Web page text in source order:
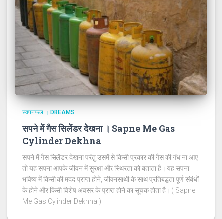
स्वपनफल । DREAMS
सपने में गैस सिलेंडर देखना । Sapne Me Gas
Cylinder Dekhna
सपने में गैस सिलेंडर देखना परंतु उसमें से किसी प्रकार की गैस की गंध ना आए
तो यह सपना आपके जीवन में सुरक्षा और स्थिरता को बताता है। यह सपना
भविष्य में किसी की मदद प्राप्त होने, जीवनसाथी के साथ प्रतिबद्धता पूर्ण संबंधों
के होने और किसी विशेष अवसर के प्राप्त होने का सूचक होता है। ( Sapne
Me Gas Cylinder Dekhna )